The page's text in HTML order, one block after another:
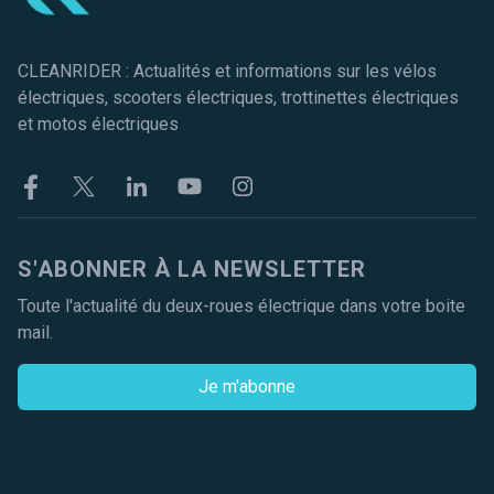
CLEANRIDER : Actualités et informations sur les vélos
électriques, scooters électriques, trottinettes électriques
et motos électriques
FacebookTwitter LinkekinYoutubeInstagram
S'ABONNER À LA NEWSLETTER
Toute l'actualité du deux-roues électrique dans votre boite
mail.
Je m'abonne